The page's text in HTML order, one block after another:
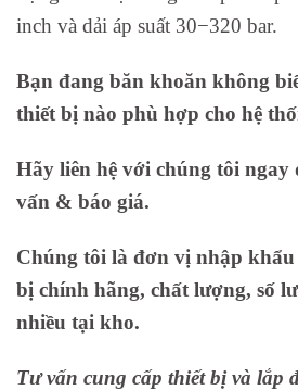
inch và dải áp suất 30−320 bar.
Bạn đang băn khoăn không
thiết bị nào phù hợp cho hệ
Hãy liên hệ với chúng tôi ngay
vấn & báo giá.
Chúng tôi là đơn vị nhập
bị chính hãng, chất lượng, số
nhiều tại kho.
Tư vấn cung cấp thiết bị và lắp